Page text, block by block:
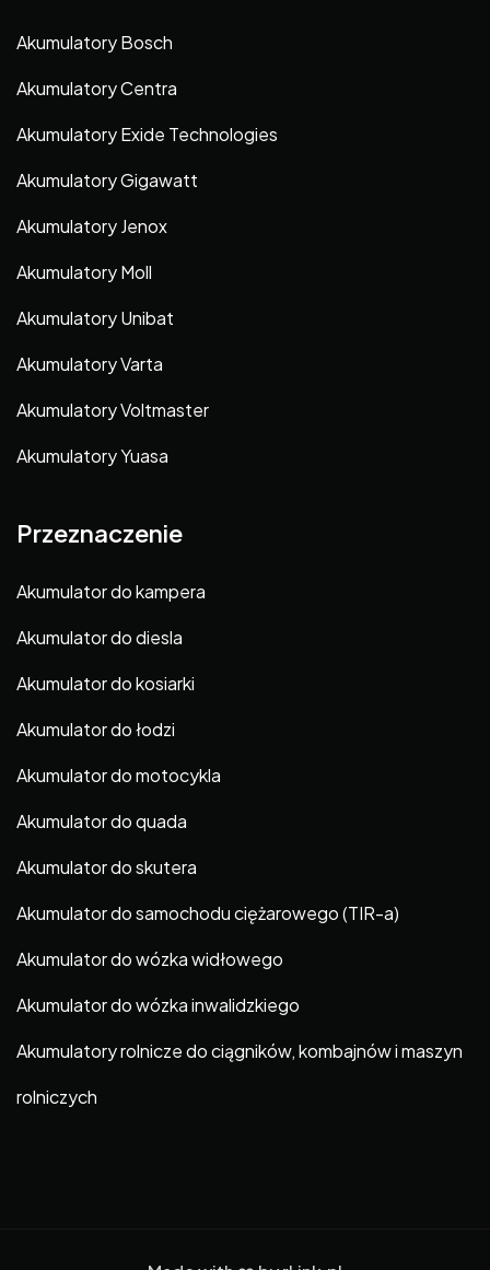
Akumulatory Bosch
Akumulatory Centra
Akumulatory Exide Technologies
Akumulatory Gigawatt
Akumulatory Jenox
Akumulatory Moll
Akumulatory Unibat
Akumulatory Varta
Akumulatory Voltmaster
Akumulatory Yuasa
Przeznaczenie
Akumulator do kampera
Akumulator do diesla
Akumulator do kosiarki
Akumulator do łodzi
Akumulator do motocykla
Akumulator do quada
Akumulator do skutera
Akumulator do samochodu ciężarowego (TIR-a)
Akumulator do wózka widłowego
Akumulator do wózka inwalidzkiego
Akumulatory rolnicze do ciągników, kombajnów i maszyn
rolniczych